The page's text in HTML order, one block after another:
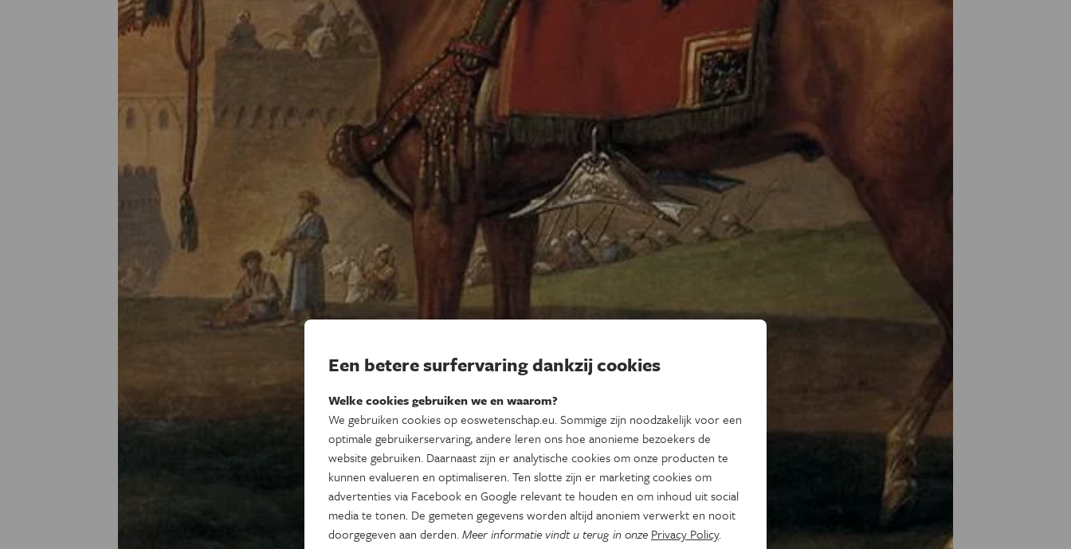
Een betere surfervaring dankzij cookies
Welke cookies gebruiken we en waarom?
We gebruiken cookies op eoswetenschap.eu. Sommige zijn noodzakelijk voor een
optimale gebruikerservaring, andere leren ons hoe anonieme bezoekers de
website gebruiken. Daarnaast zijn er analytische cookies om onze producten te
kunnen evalueren en optimaliseren. Ten slotte zijn er marketing cookies om
advertenties via Facebook en Google relevant te houden en om inhoud uit social
media te tonen. De gemeten gegevens worden altijd anoniem verwerkt en nooit
doorgegeven aan derden.Meer informatie vindt u terug in onze Privacy Policy.